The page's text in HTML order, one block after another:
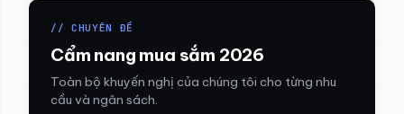
// CHUYÊN ĐỀ
Cẩm nang mua sắm 2026
Toàn bộ khuyến nghị của chúng tôi cho từng nhu
cầu và ngân sách.